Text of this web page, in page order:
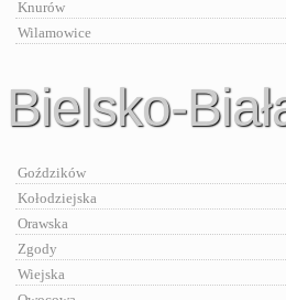
Knurów
Wilamowice
Bielsko-
Goździków
Kołodziejska
Orawska
Zgody
Wiejska